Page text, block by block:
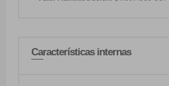
Características internas